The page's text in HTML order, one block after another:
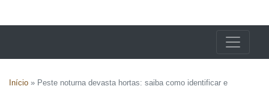
Início » Peste noturna devasta hortas: saiba como identificar e